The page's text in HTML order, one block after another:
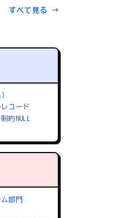
すべて見る →
レコード
制約NULL
部門